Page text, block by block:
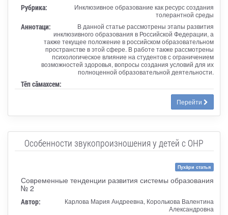
Рубрика:
Инклюзивное образование как ресурс создания
толерантной среды
Аннотаци:
В данной статье рассмотрены этапы развития
инклюзивного образования в Российской Федерации, а
также текущее положение в российском образовательном
пространстве в этой сфере. В работе также рассмотрены
психологическое влияние на студентов с ограничением
возможностей здоровья, вопросы создания условий для их
полноценной образовательной деятельности.
Тӗп сӑмахсем:
Перейти
Особенности звукопроизношения у детей с ОНР
Пухăри статья
Современные тенденции развития системы образования
№ 2
Автор:
Карлова Мария Андреевна, Королькова Валентина
Александровна